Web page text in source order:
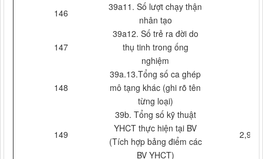
146
39a11. Số lượt chạy thận
nhân tạo
147
39a12. Số trẻ ra đời do
thụ tinh trong ống
nghiệm
148
39a.13.Tổng số ca ghép
mô tạng khác (ghi rõ tên
từng loại)
149
39b. Tổng số kỹ thuật
YHCT thực hiện tại BV
(Tích hợp bảng điểm các
BV YHCT)
2,996